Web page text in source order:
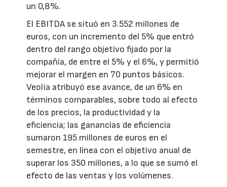
un 0,8%.
El EBITDA se situó en 3.552 millones de
euros, con un incremento del 5% que entró
dentro del rango objetivo fijado por la
compañía, de entre el 5% y el 6%, y permitió
mejorar el margen en 70 puntos básicos.
Veolia atribuyó ese avance, de un 6% en
términos comparables, sobre todo al efecto
de los precios, la productividad y la
eficiencia; las ganancias de eficiencia
sumaron 195 millones de euros en el
semestre, en línea con el objetivo anual de
superar los 350 millones, a lo que se sumó el
efecto de las ventas y los volúmenes.